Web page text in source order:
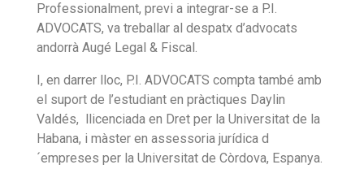
Professionalment, previ a integrar-se a P.I.
ADVOCATS, va treballar al despatx d’advocats
andorrà Augé Legal & Fiscal.
I, en darrer lloc, P.I. ADVOCATS compta també amb
el suport de l’estudiant en pràctiques Daylin
Valdés, llicenciada en Dret per la Universitat de la
Habana, i màster en assessoria jurídica d
´empreses per la Universitat de Còrdova, Espanya.